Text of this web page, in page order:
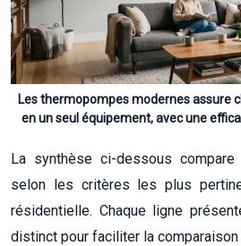
Les thermopompes modernes assure
en un seul équipement, avec une
La synthèse ci-dessous
selon les critères les plus
résidentielle. Chaque ligne
distinct pour faciliter la